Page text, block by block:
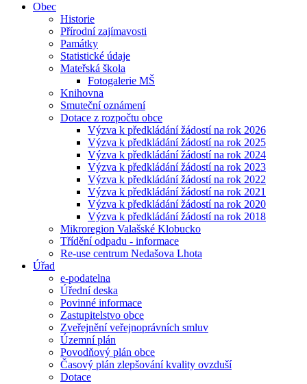
Obec
Historie
Přírodní zajímavosti
Památky
Statistické údaje
Mateřská škola
Fotogalerie MŠ
Knihovna
Smuteční oznámení
Dotace z rozpočtu obce
Výzva k předkládání žádostí na rok 2026
Výzva k předkládání žádostí na rok 2025
Výzva k předkládání žádostí na rok 2024
Výzva k předkládání žádostí na rok 2023
Výzva k předkládání žádostí na rok 2022
Výzva k předkládání žádostí na rok 2021
Výzva k předkládání žádostí na rok 2020
Výzva k předkládání žádostí na rok 2018
Mikroregion Valašské Klobucko
Třídění odpadu - informace
Re-use centrum Nedašova Lhota
Úřad
e-podatelna
Úřední deska
Povinné informace
Zastupitelstvo obce
Zveřejnění veřejnoprávních smluv
Územní plán
Povodňový plán obce
Časový plán zlepšování kvality ovzduší
Dotace